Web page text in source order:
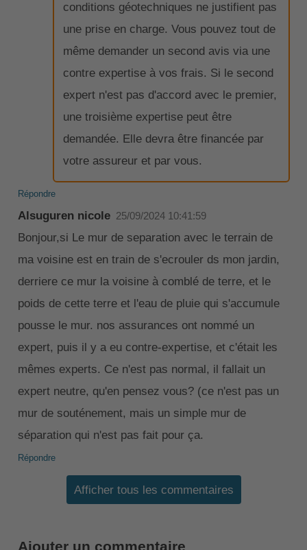
conditions géotechniques ne justifient pas
une prise en charge. Vous pouvez tout de
même demander un second avis via une
contre expertise à vos frais. Si le second
expert n'est pas d'accord avec le premier,
une troisième expertise peut être
demandée. Elle devra être financée par
votre assureur et par vous.
Répondre
Alsuguren nicole 25/09/2024 10:41:59
Bonjour,si Le mur de separation avec le terrain de
ma voisine est en train de s'ecrouler ds mon jardin,
derriere ce mur la voisine à comblé de terre, et le
poids de cette terre et l'eau de pluie qui s'accumule
pousse le mur. nos assurances ont nommé un
expert, puis il y a eu contre-expertise, et c'était les
mêmes experts. Ce n'est pas normal, il fallait un
expert neutre, qu'en pensez vous? (ce n'est pas un
mur de souténement, mais un simple mur de
séparation qui n'est pas fait pour ça.
Répondre
Afficher tous les commentaires